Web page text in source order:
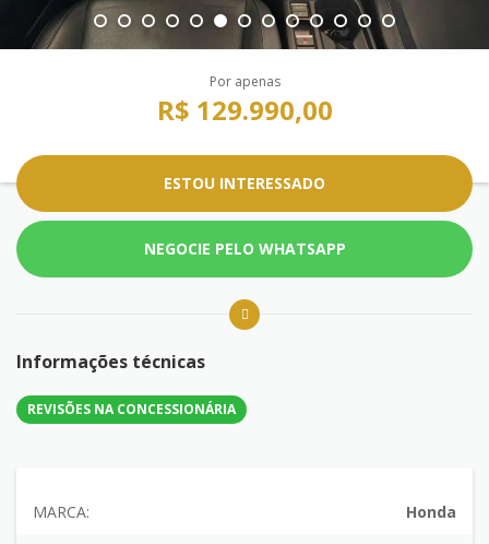
Por apenas
R$ 129.990,00
ESTOU INTERESSADO
NEGOCIE PELO WHATSAPP
Informações técnicas
REVISÕES NA CONCESSIONÁRIA
MARCA: Honda